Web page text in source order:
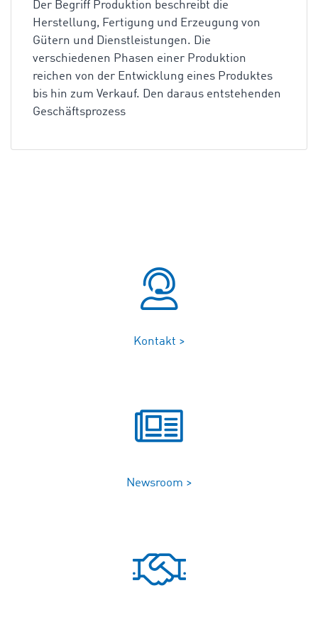
Der Begriff Produktion beschreibt die
Herstellung, Fertigung und Erzeugung von
Gütern und Dienstleistungen. Die
verschiedenen Phasen einer Produktion
reichen von der Entwicklung eines Produktes
bis hin zum Verkauf. Den daraus entstehenden
Geschäftsprozess
Kontakt >
Newsroom >